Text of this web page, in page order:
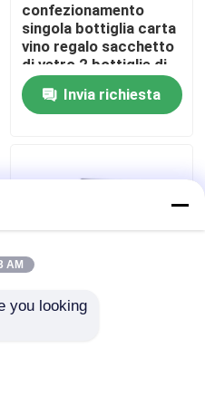
confezionamento
singola bottiglia carta
vino regalo sacchetto
di vetro 2 bottiglie di
vino nero sacchetti da
porta Invia richiesta
AM
you looking